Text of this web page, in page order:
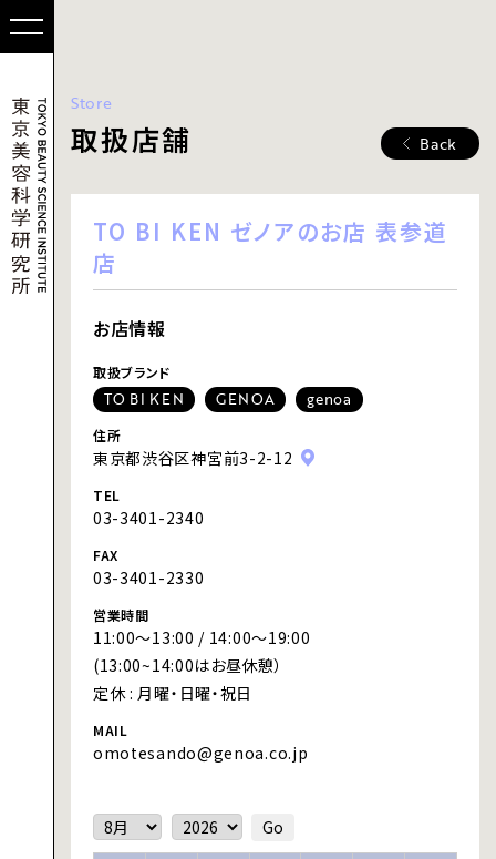
Store
取扱店舗 Back
TO BI KEN ゼノアのお店 表参道
店
お店情報
取扱ブランド
TO BI KEN GENOA genoa
住所
東京都渋谷区神宮前3-2-12
TEL
03-3401-2340
FAX
03-3401-2330
営業時間
11:00～13:00 / 14:00～19:00
(13:00~14:00はお昼休憩）
定休 : 月曜・日曜・祝日
MAIL
omotesando@genoa.co.jp